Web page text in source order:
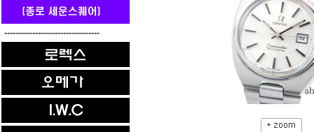
----------------------------------